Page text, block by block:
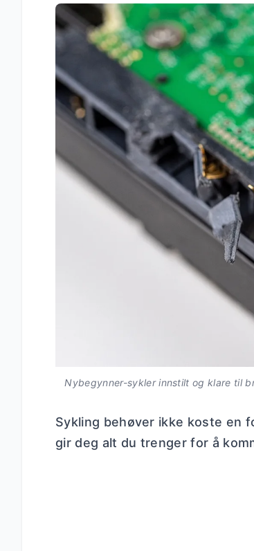
Nybegynner-sykler innstilt og klare til
Sykling behøver ikke koste en
gir deg alt du trenger for å